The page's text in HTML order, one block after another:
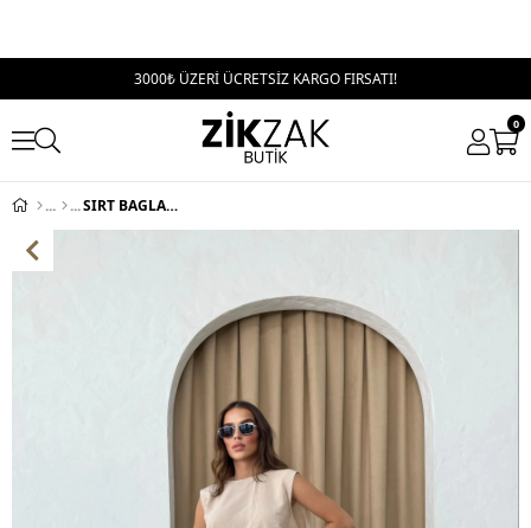
3000₺ ÜZERİ ÜCRETSİZ KARGO FIRSATI!
0
SIRT BAGLAMA DETAY BLUZ VE PANTOLONLU İKİLİ ÇİLEK TAKIM KREM